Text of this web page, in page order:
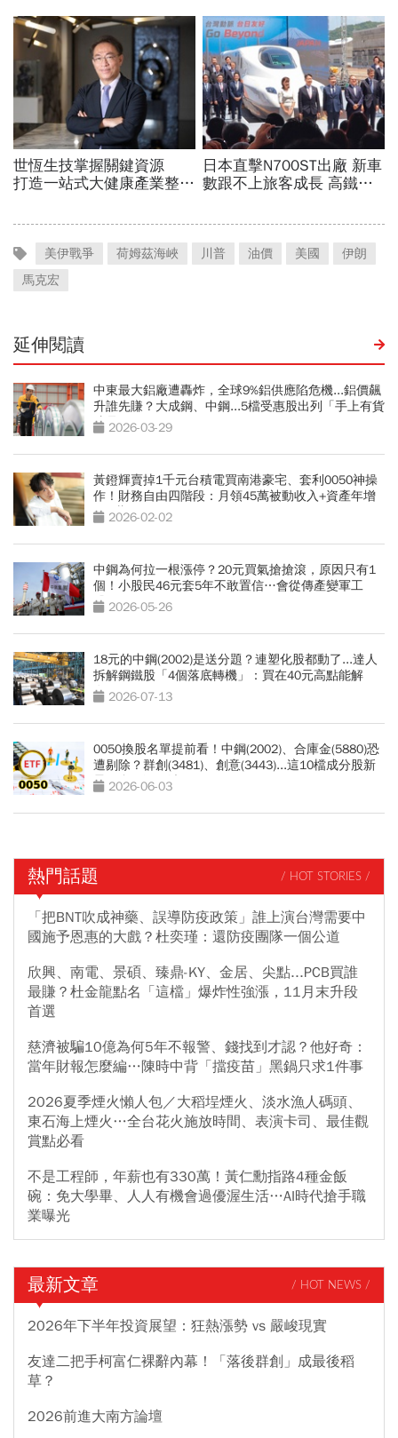
美伊戰爭 荷姆茲海峽 川普 油價 美國
伊朗
馬克宏
延伸閱讀
中東最大鋁廠遭轟炸，全球9%鋁供應陷危機...鋁價飆
升誰先賺？大成鋼、中鋼...5檔受惠股出列「手上有貨
才是王」
2026-03-29
黃鐙輝賣掉1千元台積電買南港豪宅、套利0050神操
作！財務自由四階段：月領45萬被動收入+資產年增
230萬2026-02-02
中鋼為何拉一根漲停？20元買氣搶搶滾，原因只有1
個！小股民46元套5年不敢置信…會從傳產變軍工
股？2026-05-26
18元的中鋼(2002)是送分題？連塑化股都動了...達人
拆解鋼鐵股「4個落底轉機」：買在40元高點能解
套？2026-07-13
0050換股名單提前看！中鋼(2002)、合庫金(5880)恐
遭剔除？群創(3481)、創意(3443)...這10檔成分股新
星，會再漲一波？
2026-06-03
熱門話題 / HOT STORIES /
「把BNT吹成神藥、誤導防疫政策」誰上演台灣需要中
國施予恩惠的大戲？杜奕瑾：還防疫團隊一個公道
欣興、南電、景碩、臻鼎-KY、金居、尖點...PCB買誰
最賺？杜金龍點名「這檔」爆炸性強漲，11月末升段
首選
慈濟被騙10億為何5年不報警、錢找到才認？他好奇：
當年財報怎麼編…陳時中背「擋疫苗」黑鍋只求1件事
2026夏季煙火懶人包／大稻埕煙火、淡水漁人碼頭、
東石海上煙火…全台花火施放時間、表演卡司、最佳觀
賞點必看
不是工程師，年薪也有330萬！黃仁勳指路4種金飯
碗：免大學畢、人人有機會過優渥生活…AI時代搶手職
業曝光
最新文章 / HOT NEWS /
2026年下半年投資展望：狂熱漲勢 vs 嚴峻現實
友達二把手柯富仁裸辭內幕！「落後群創」成最後稻
草？
2026前進大南方論壇